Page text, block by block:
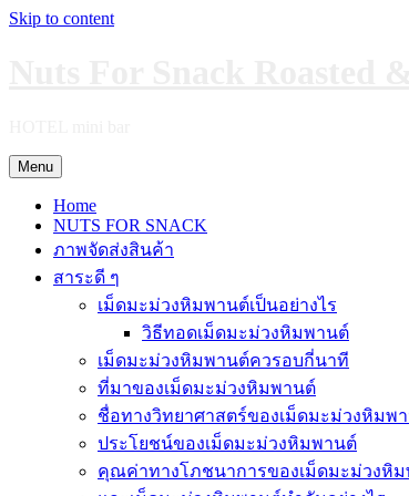
Skip to content
Menu
Home
NUTS FOR SNACK
ภาพจัดส่งสินค้า
สาระดี ๆ
เม็ดมะม่วงหิมพานต์เป็นอย่างไร
วิธีทอดเม็ดมะม่วงหิมพานต์
เม็ดมะม่วงหิมพานต์ควรอบกี่นาที
ที่มาของเม็ดมะม่วงหิมพานต์
ชื่อทางวิทยาศาสตร์ของเม็ดมะม่วงหิมพ
ประโยชน์ของเม็ดมะม่วงหิมพานต์
คุณค่าทางโภชนาการของเม็ดมะม่วงหิ